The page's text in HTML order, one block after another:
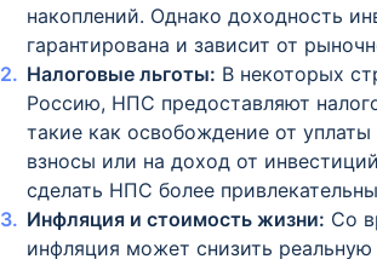
накоплений. Однако доходность
гарантирована и зависит от
Налоговые льготы: В некоторых
Россию, НПС предоставляют
такие как освобождение от уплаты
взносы или на доход от
сделать НПС более
Инфляция и стоимость жизни: Со
инфляция может снизить